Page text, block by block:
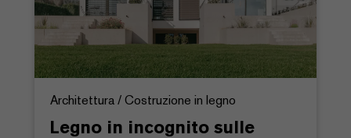
Architettura / Costruzione in legno
Legno in incognito sulle